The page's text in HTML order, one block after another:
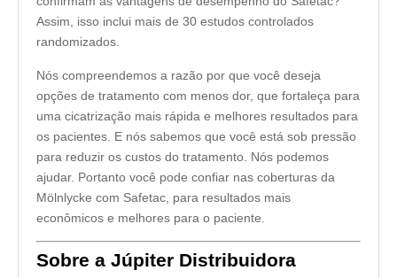
Assim, isso inclui mais de 30 estudos controlados
randomizados.
Nós compreendemos a razão por que você deseja
opções de tratamento com menos dor, que fortaleça para
uma cicatrização mais rápida e melhores resultados para
os pacientes. E nós sabemos que você está sob pressão
para reduzir os custos do tratamento. Nós podemos
ajudar. Portanto você pode confiar nas coberturas da
Mölnlycke com Safetac, para resultados mais
econômicos e melhores para o paciente.
Sobre a Júpiter Distribuidora